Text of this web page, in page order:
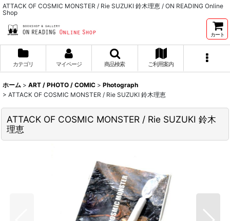
ATTACK OF COSMIC MONSTER / Rie SUZUKI 鈴木理恵 / ON READING Online
Shop
カート
カテゴリ マイページ 商品検索 ご利用案内
ホーム > ART / PHOTO / COMIC > Photograph
> ATTACK OF COSMIC MONSTER / Rie SUZUKI 鈴木理恵
ATTACK OF COSMIC MONSTER / Rie SUZUKI 鈴木
理恵